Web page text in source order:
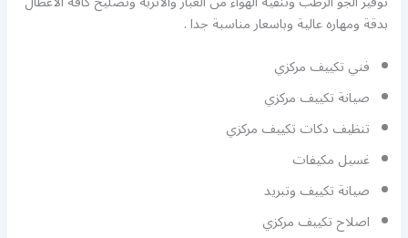
بدقة ومهاره عالية وباسعار مناسبة جدا .
فني تكييف مركزي
صيانة تكييف مركزي
تنظيف دكات تكييف مركزي
غسيل مكيفات
صيانة تكييف وتبريد
اصلاح تكييف مركزي